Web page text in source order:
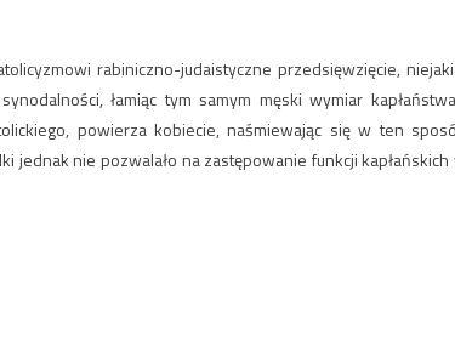
rabiniczno-judaistyczne przedsięwzięcie,
łamiąc tym samym męski wymiar
powierza kobiecie, naśmiewając się w ten
nie pozwalało na zastępowanie funkcji kapłańskich